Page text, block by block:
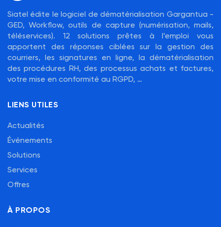
Siatel édite le logiciel de dématérialisation Gargantua -
GED, Workflow, outils de capture (numérisation, mails,
téléservices). 12 solutions prêtes à l’emploi vous
apportent des réponses ciblées sur la gestion des
courriers, les signatures en ligne, la dématérialisation
des procédures RH, des processus achats et factures,
votre mise en conformité au RGPD, …
LIENS UTILES
Actualités
Événements
Solutions
Services
Offres
À PROPOS